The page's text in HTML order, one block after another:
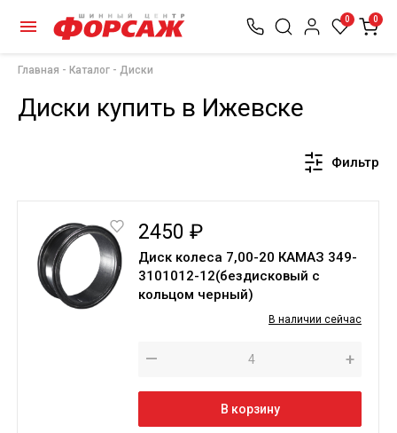
0 0
Главная Каталог Диски
Диски купить в Ижевске
Фильтр
2450 ₽
Диск колеса 7,00-20 КАМАЗ 349-
3101012-12(бездисковый с
кольцом черный)
В наличии сейчас
— +
В корзину